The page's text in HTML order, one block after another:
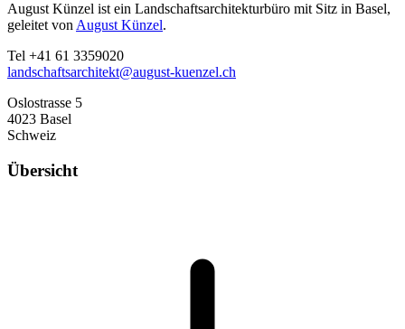
August Künzel ist ein Landschaftsarchitekturbüro mit Sitz in Basel,
geleitet vonAugust Künzel.
Tel +41 61 3359020
landschaftsarchitekt@august-kuenzel.ch
Oslostrasse 5
4023 Basel
Schweiz
Übersicht